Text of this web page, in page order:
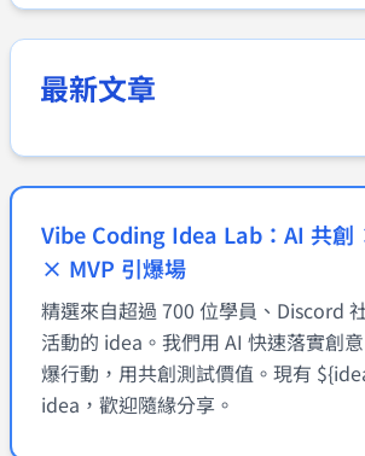
最新文章
Vibe Coding Idea Lab：AI 共
× MVP 引爆場
精選來自超過 700 位學員、Discord
活動的 idea。我們用 AI 快速落實創
爆行動，用共創測試價值。現有
idea，歡迎隨緣分享。